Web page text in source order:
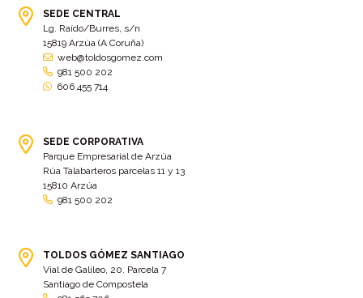
bolsa cac (3)
bolsa ct (3)
Bolsas de elevación
Cafe-bar Nova Xeira (2)
cambio (5)
camión (17)
camion botellero
SEDE CENTRAL
Lg. Raído/Burres, s/n
15819 Arzúa (A Coruña)
web@toldosgomez.com
981 500 202
606 455 714
SEDE CORPORATIVA
Parque Empresarial de Arzúa
Rúa Talabarteros parcelas 11 y 13
15810 Arzúa
981 500 202
TOLDOS GÓMEZ SANTIAGO
Vial de Galileo, 20. Parcela 7
Santiago de Compostela